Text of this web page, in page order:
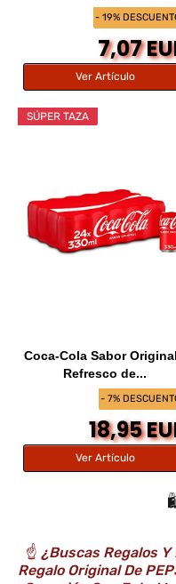
- 19%
7,07
Ver Artículo
- 7%
SÚPER TAZA
Coca-Cola Sabor
Refresco de...
18,95
Ver Artículo
☝️ ¿Buscas Regalos
Regalo Original De